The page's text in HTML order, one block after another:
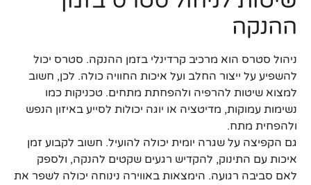
ההנקה
ניהול סטרס הוא מרכיב קרדינלי בזמן ההנקה. סטרס יכול
להשפיע על ייצור החלב ועל איכות החוויה כולה. לכן, חשוב
למצוא שיטות להרפיה ולהפחתת מתחים. טכניקות כמו
נשימות עמוקות, מדיטציה או יוגה יכולות לסייע באיזון הנפש
ולהפחית מתח.
גם הקפיצה על שגרה יומית יכולה להועיל. חשוב לקבוע זמן
איכות עם התינוק, להקדיש רגעים שקטים להנקה, ולספק
לאם סביבה רגועה. הימצאות באווירה נינוחה יכולה לשפר את